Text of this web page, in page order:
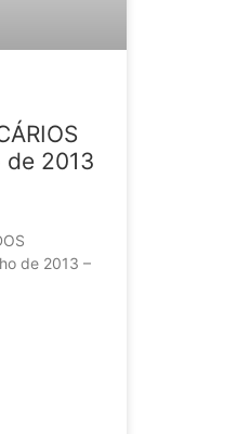
de 2013
de 2013 –